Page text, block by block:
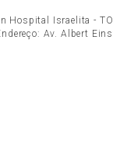
Hospital Israelita -
Av. Albert